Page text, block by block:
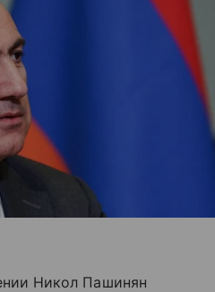
Никол Пашинян